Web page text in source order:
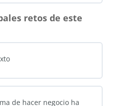
retos de este
de hacer negocio ha